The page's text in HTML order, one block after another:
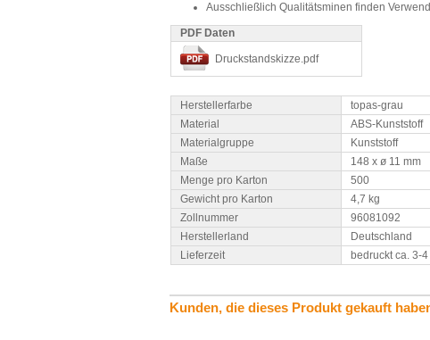
Ausschließlich Qualitätsminen finden
PDF Daten
Druckstandskizze.pdf
Herstellerfarbe
topas-grau
Material
ABS-Kunststoff
Materialgruppe
Kunststoff
Maße
148 x ø 11 mm
Menge pro Karton
500
Gewicht pro Karton
4,7 kg
Zollnummer
96081092
Herstellerland
Deutschland
Lieferzeit
bedruckt ca. 3-
Kunden, die dieses Produkt gekauft